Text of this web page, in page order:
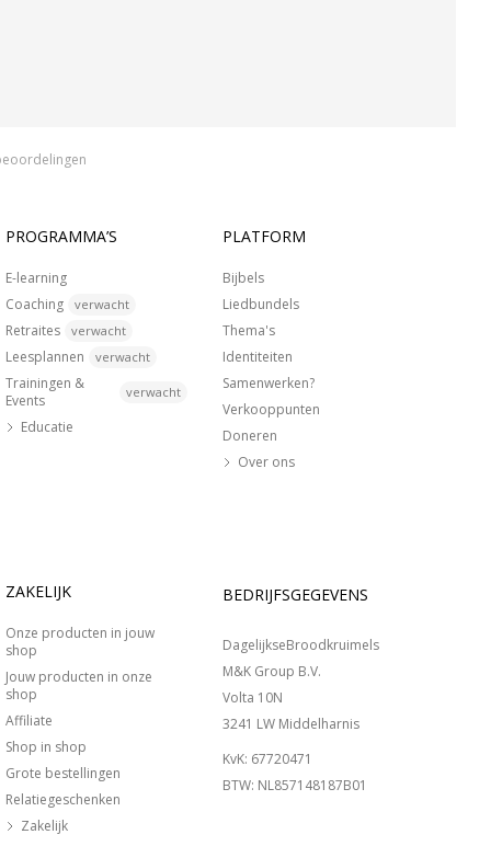
PROGRAMMA’S
E-learning
Coaching
verwacht
Retraites verwacht
Leesplannen verwacht
Trainingen &
Events
verwacht
Educatie
PLATFORM
Bijbels
Liedbundels
Thema's
Identiteiten
Samenwerken?
Verkooppunten
Doneren
Over ons
ZAKELIJK
Onze producten in jouw
shop
Jouw producten in onze
shop
Affiliate
Shop in shop
Grote bestellingen
Relatiegeschenken
Zakelijk
BEDRIJFSGEGEVENS
DagelijkseBroodkruimels
M&K Group B.V.
Volta 10N
3241 LW Middelharnis
KvK: 67720471
BTW: NL857148187B01